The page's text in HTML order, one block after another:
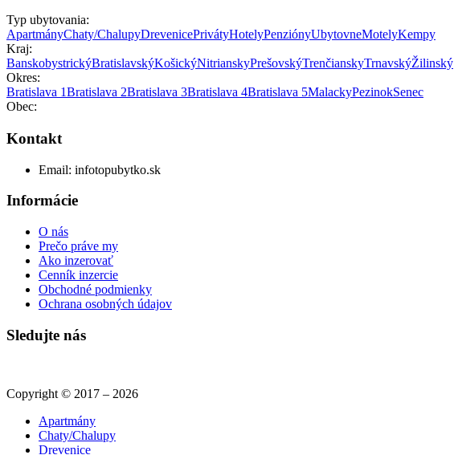
Typ ubytovania:
ApartmányChaty/ChalupyDrevenicePrivátyHotelyPenziónyUbytovneMotelyKempy
Kraj:
BanskobystrickýBratislavskýKošickýNitrianskyPrešovskýTrenčianskyTrnavskýŽilinský
Okres:
Bratislava 1Bratislava 2Bratislava 3Bratislava 4Bratislava 5MalackyPezinokSenec
Obec:
Kontakt
Email: infotopubytko.sk
Informácie
O nás
Prečo práve my
Ako inzerovať
Cenník inzercie
Obchodné podmienky
Ochrana osobných údajov
Sledujte nás
Copyright © 2017 – 2026
Apartmány
Chaty/Chalupy
Drevenice